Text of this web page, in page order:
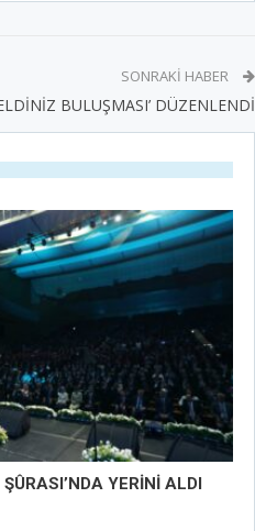
SONRAKI HABER
BULUŞMASI’ DÜZENLENDİ
YERİNİ ALDI